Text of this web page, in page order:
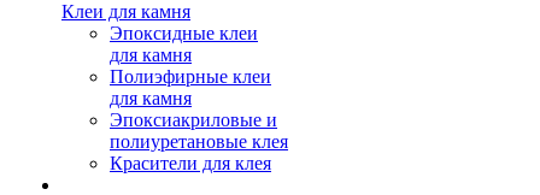
Клеи для камня
Эпоксидные клеи
для камня
Полиэфирные клеи
для камня
Эпоксиакриловые и
полиуретановые клея
Красители для клея